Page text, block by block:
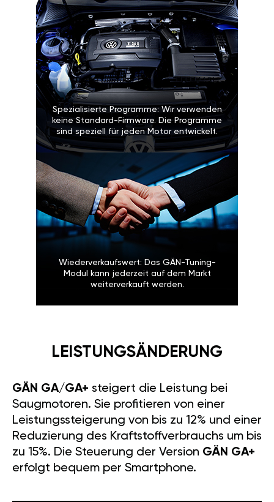
Spezialisierte Programme: Wir verwenden
keine Standard-Firmware. Die Programme
sind speziell für jeden Motor entwickelt.
Wiederverkaufswert: Das GÄN-Tuning-
Modul kann jederzeit auf dem Markt
weiterverkauft werden.
LEISTUNGSÄNDERUNG
GÄN GA/GA+ steigert die Leistung bei
Saugmotoren. Sie profitieren von einer
Leistungssteigerung von bis zu 12% und einer
Reduzierung des Kraftstoffverbrauchs um bis
zu 15%. Die Steuerung der Version GÄN GA+
erfolgt bequem per Smartphone.